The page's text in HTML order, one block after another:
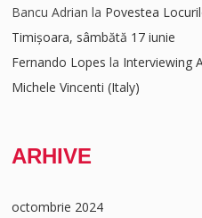
Bancu Adrian la Povestea
Timișoara, sâmbătă 17 iunie
Fernando Lopes la Interviewing
Michele Vincenti (Italy)
ARHIVE
octombrie 2024